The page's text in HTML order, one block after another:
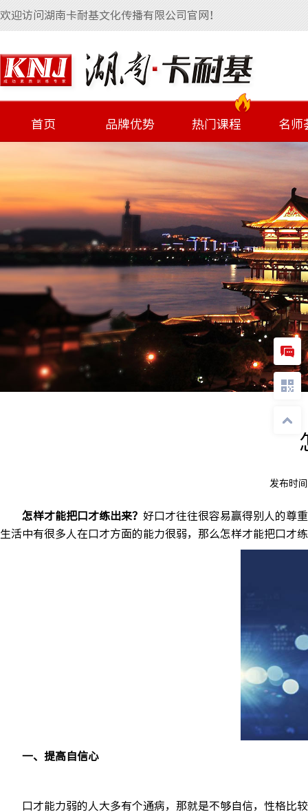
欢迎访问湖南卡耐基文化传播有限公司官网！
首页 品牌优势 热门课程 名师
发布时
怎样才能把口才练出来？ 好口才往往很容易赢得别人的尊
生活中有很多人在口才方面的能力很弱，那么怎样才能把口才
一、提高自信心
口才能力弱的人大多有个通病，那就是不够自信，性格比